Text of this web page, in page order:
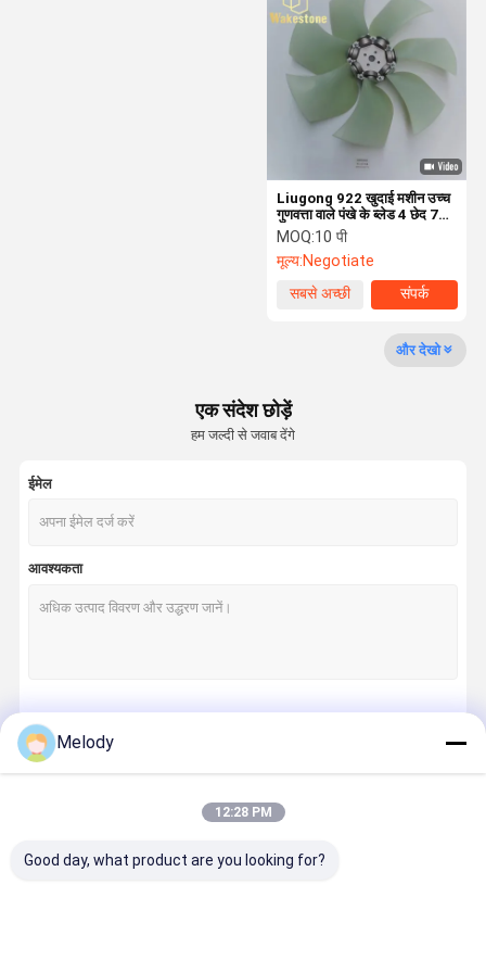
Liugong 922 खुदाई मशीन उच्च
गुणवत्ता वाले पंखे के ब्लेड 4 छेद 7
ब्लेड
MOQ:10 पी
मूल्य:Negotiate
सबसे अच्छी
संपर्क
और देखो
एक संदेश छोड़ें
हम जल्दी से जवाब देंगे
ईमेल
आवश्यकता
Melody
12:28 PM
Good day, what product are you looking for?